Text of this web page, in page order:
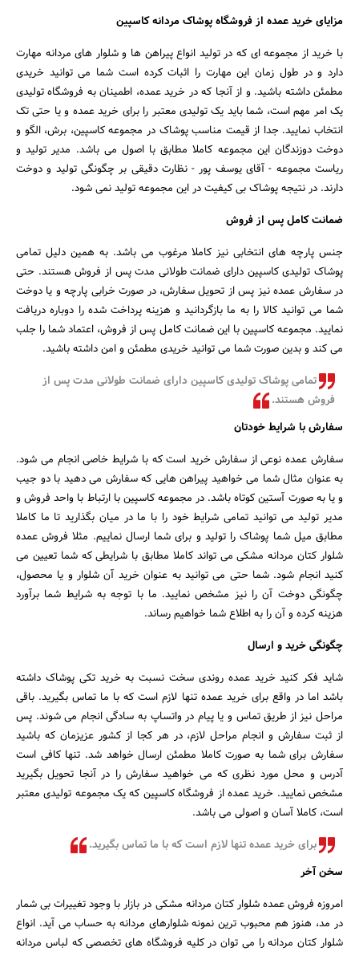
مزایای خرید عمده از فروشگاه پوشاک مردانه کاسپین
با خرید از مجموعه ای که در تولید انواع پیراهن ها و شلوار های مردانه مهارت
دارد و در طول زمان این مهارت را اثبات کرده است شما می توانید خریدی
مطمئن داشته باشید. و از آنجا که در خرید عمده، اطمینان به فروشگاه تولیدی
یک امر مهم است، شما باید یک تولیدی معتبر را برای خرید عمده و یا حتی تک
انتخاب نمایید. جدا از قیمت مناسب پوشاک در مجموعه کاسپین، برش، الگو و
دوخت دوزندگان این مجموعه کاملا مطابق با اصول می باشد. مدیر تولید و
ریاست مجموعه - آقای یوسف پور - نظارت دقیقی بر چگونگی تولید و دوخت
دارند. در نتیجه پوشاک بی کیفیت در این مجموعه تولید نمی شود.
ضمانت کامل پس از فروش
جنس پارچه های انتخابی نیز کاملا مرغوب می باشد. به همین دلیل تمامی
پوشاک تولیدی کاسپین دارای ضمانت طولانی مدت پس از فروش هستند. حتی
در سفارش عمده نیز پس از تحویل سفارش، در صورت خرابی پارچه و یا دوخت
شما می توانید کالا را به ما بازگردانید و هزینه پرداخت شده را دوباره دریافت
نمایید. مجموعه کاسپین با این ضمانت کامل پس از فروش، اعتماد شما را جلب
می کند و بدین صورت شما می توانید خریدی مطمئن و امن داشته باشید.
تمامی پوشاک تولیدی کاسپین دارای ضمانت طولانی مدت پس از
فروش هستند.
سفارش با شرایط خودتان
سفارش عمده نوعی از سفارش خرید است که با شرایط خاصی انجام می شود.
به عنوان مثال شما می خواهید پیراهن هایی که سفارش می دهید با دو جیب
و یا به صورت آستین کوتاه باشد. در مجموعه کاسپین با ارتباط با واحد فروش و
مدیر تولید می توانید تمامی شرایط خود را با ما در میان بگذارید تا ما کاملا
مطابق میل شما پوشاک را تولید و برای شما ارسال نماییم. مثلا فروش عمده
شلوار کتان مردانه مشکی می تواند کاملا مطابق با شرایطی که شما تعیین می
کنید انجام شود. شما حتی می توانید به عنوان خرید آن شلوار و یا محصول،
چگونگی دوخت آن را نیز مشخص نمایید. ما با توجه به شرایط شما برآورد
هزینه کرده و آن را به اطلاع شما خواهیم رساند.
چگونگی خرید و ارسال
شاید فکر کنید خرید عمده روندی سخت نسبت به خرید تکی پوشاک داشته
باشد اما در واقع برای خرید عمده تنها لازم است که با ما تماس بگیرید. باقی
مراحل نیز از طریق تماس و یا پیام در واتساپ به سادگی انجام می شوند. پس
از ثبت سفارش و انجام مراحل لازم، در هر کجا از کشور عزیزمان که باشید
سفارش برای شما به صورت کاملا مطمئن ارسال خواهد شد. تنها کافی است
آدرس و محل مورد نظری که می خواهید سفارش را در آنجا تحویل بگیرید
مشخص نمایید. خرید عمده از فروشگاه کاسپین که یک مجموعه تولیدی معتبر
است، کاملا آسان و اصولی می باشد.
برای خرید عمده تنها لازم است که با ما تماس بگیرید.
سخن آخر
امروزه فروش عمده شلوار کتان مردانه مشکی در بازار با وجود تغییرات بی شمار
در مد، هنوز هم محبوب ترین نمونه شلوارهای مردانه به حساب می آید. انواع
شلوار کتان مردانه را می توان در کلیه فروشگاه های تخصصی که لباس مردانه